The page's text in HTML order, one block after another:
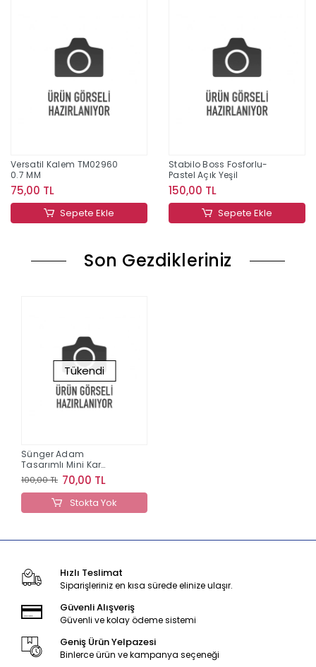
Versatil Kalem TM02960
0.7 MM
75,00 TL
Sepete Ekle
Stabilo Boss Fosforlu-
Pastel Açık Yeşil
150,00 TL
Sepete Ekle
Son Gezdikleriniz
Tükendi
Sünger Adam
Tasarımlı Mini Kar
Küresi
100,00 TL 70,00 TL
Stokta Yok
Hızlı Teslimat
Siparişleriniz en kısa sürede elinize ulaşır.
Güvenli Alışveriş
Güvenli ve kolay ödeme sistemi
Geniş Ürün Yelpazesi
Binlerce ürün ve kampanya seçeneği